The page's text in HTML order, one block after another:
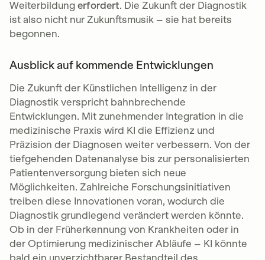
Weiterbildung erfordert. Die Zukunft der Diagnostik
ist also nicht nur Zukunftsmusik – sie hat bereits
begonnen.
Ausblick auf kommende Entwicklungen
Die Zukunft der Künstlichen Intelligenz in der
Diagnostik verspricht bahnbrechende
Entwicklungen. Mit zunehmender Integration in die
medizinische Praxis wird KI die Effizienz und
Präzision der Diagnosen weiter verbessern. Von der
tiefgehenden Datenanalyse bis zur personalisierten
Patientenversorgung bieten sich neue
Möglichkeiten. Zahlreiche Forschungsinitiativen
treiben diese Innovationen voran, wodurch die
Diagnostik grundlegend verändert werden könnte.
Ob in der Früherkennung von Krankheiten oder in
der Optimierung medizinischer Abläufe – KI könnte
bald ein unverzichtbarer Bestandteil des